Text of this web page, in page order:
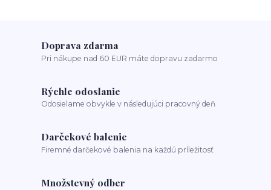
Doprava zdarma
Pri nákupe nad 60 EUR máte dopravu zadarmo
Rýchle odoslanie
Odosielame obvykle v následujúci pracovný deň
Darčekové balenie
Firemné darčekové balenia na každú príležitosť
Množstevný odber